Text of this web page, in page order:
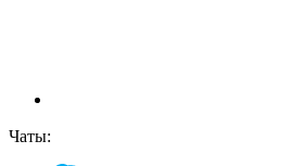
Чаты: